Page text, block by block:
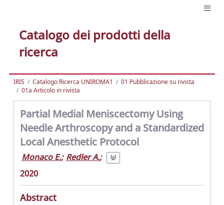
Catalogo dei prodotti della
ricerca
IRIS Catalogo Ricerca UNIROMA1
01 Pubblicazione su rivista
01a Articolo in rivista
Partial Medial Meniscectomy Using
Needle Arthroscopy and a Standardized
Local Anesthetic Protocol
Monaco E.; Redler A.;
2020
Abstract